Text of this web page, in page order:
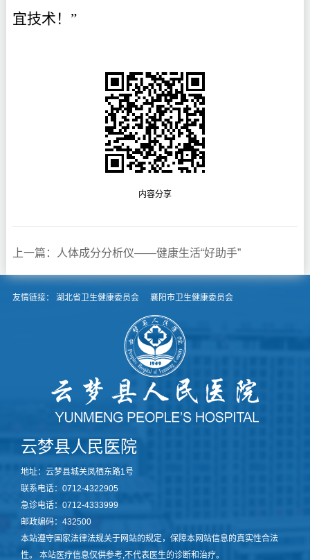
宜技术！”
内容分享
上一篇：人体成分分析仪——健康生活“好助手”
友情链接： 湖北省卫生健康委员会 襄阳市卫生健康委员会
云梦县人民医院
地址：云梦县城关凤栖东路1号
联系电话：0712-4322905
急诊电话：0712-4333999
邮政编码：432500
本站遵守国家法律法规关于网站的规定，保障本网站信息的真实性合法
性。 本站医疗信息仅供参考,不代表医生的诊断和治疗。